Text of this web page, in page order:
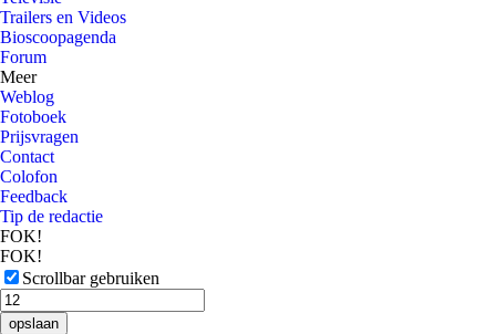
Trailers en Videos
Bioscoopagenda
Forum
Meer
Weblog
Fotoboek
Prijsvragen
Contact
Colofon
Feedback
Tip de redactie
FOK!
FOK!
Scrollbar gebruiken
opslaan